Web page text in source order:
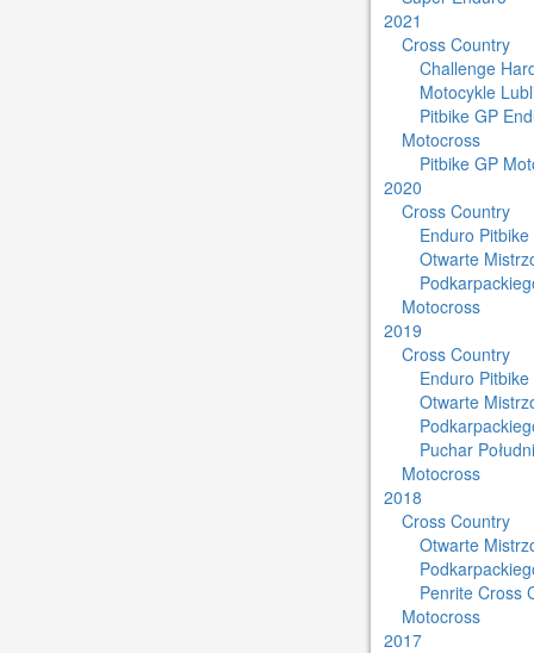
2021
Cross Country
Challenge
Motocykle
Pitbike GP
Motocross
Pitbike GP
2020
Cross Country
Enduro Pitbike
Otwarte
Motocross
2019
Cross Country
Enduro Pitbike
Otwarte
Puchar
Motocross
2018
Cross Country
Otwarte
Penrite Cross
Motocross
2017